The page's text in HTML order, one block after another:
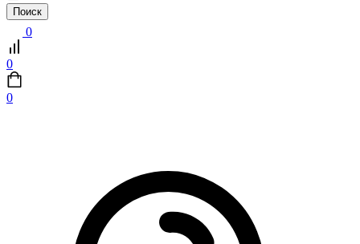
Поиск
0
0
0